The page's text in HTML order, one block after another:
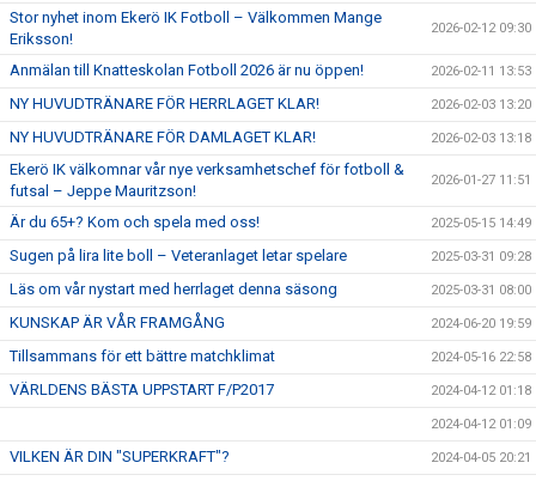
Stor nyhet inom Ekerö IK Fotboll – Välkommen Mange
Eriksson!
2026-02-12 09:30
Anmälan till Knatteskolan Fotboll 2026 är nu öppen! 2026-02-11 13:53
NY HUVUDTRÄNARE FÖR HERRLAGET KLAR! 2026-02-03 13:20
NY HUVUDTRÄNARE FÖR DAMLAGET KLAR! 2026-02-03 13:18
Ekerö IK välkomnar vår nye verksamhetschef för fotboll &
futsal – Jeppe Mauritzson!
2026-01-27 11:51
Är du 65+? Kom och spela med oss! 2025-05-15 14:49
Sugen på lira lite boll – Veteranlaget letar spelare 2025-03-31 09:28
Läs om vår nystart med herrlaget denna säsong 2025-03-31 08:00
KUNSKAP ÄR VÅR FRAMGÅNG 2024-06-20 19:59
Tillsammans för ett bättre matchklimat 2024-05-16 22:58
VÄRLDENS BÄSTA UPPSTART F/P2017 2024-04-12 01:18
2024-04-12 01:09
VILKEN ÄR DIN "SUPERKRAFT"? 2024-04-05 20:21